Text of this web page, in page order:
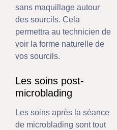
sans maquillage autour
des sourcils. Cela
permettra au technicien de
voir la forme naturelle de
vos sourcils.
Les soins post-
microblading
Les soins après la séance
de microblading sont tout